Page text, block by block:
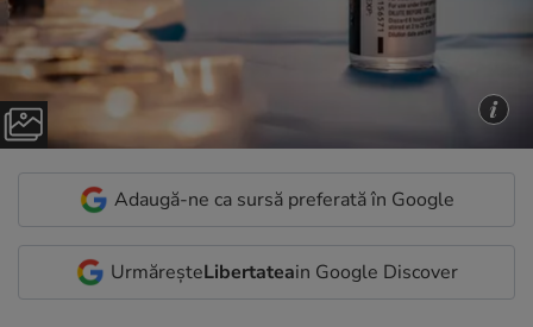
Adaugă-ne ca sursă preferată în Google
UrmăreșteLibertateain Google Discover